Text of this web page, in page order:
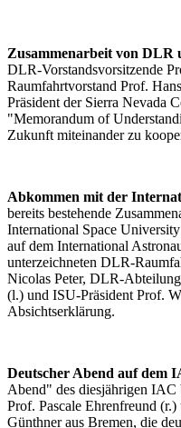
Zusammenarbeit von DLR
DLR-Vorstandsvorsitzende
Raumfahrtvorstand Prof.
Präsident der Sierra Nevada
"Memorandum of
Zukunft miteinander zu
Abkommen mit der
bereits bestehende
International Space
auf dem International
unterzeichneten DLR-
Nicolas Peter, DLR-
(l.) und ISU-Präsident Prof.
Absichtserklärung.
Deutscher Abend auf dem
Abend" des diesjährigen IAC
Prof. Pascale Ehrenfreund
Günthner aus Bremen, die